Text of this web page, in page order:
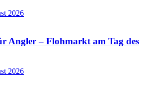
2026
Angler – Flohmarkt am Tag des
2026